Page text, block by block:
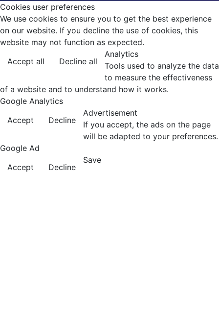
Cookies user preferences
We use cookies to ensure you to get the best experience
on our website. If you decline the use of cookies, this
website may not function as expected.
Accept all
Decline all
Analytics
Tools used to analyze the data
to measure the effectiveness
of a website and to understand how it works.
Google Analytics
Accept
Decline
Advertisement
If you accept, the ads on the page
will be adapted to your preferences.
Google Ad
Accept
Decline
Save